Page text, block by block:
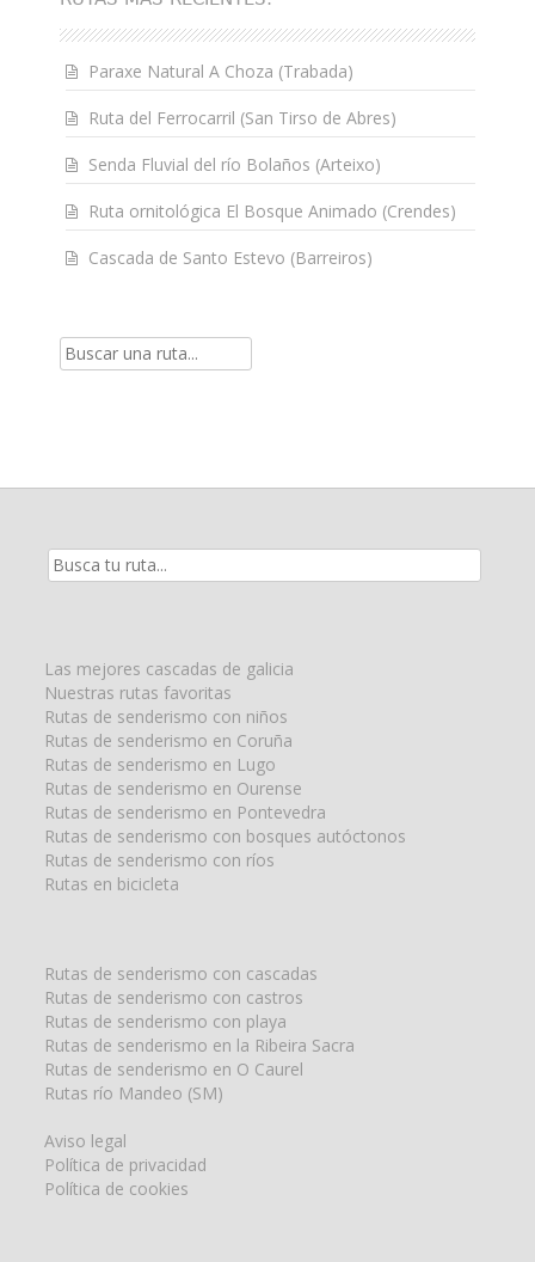
Paraxe Natural A Choza (Trabada)
Ruta del Ferrocarril (San Tirso de Abres)
Senda Fluvial del río Bolaños (Arteixo)
Ruta ornitológica El Bosque Animado (Crendes)
Cascada de Santo Estevo (Barreiros)
Resultados
Las mejores cascadas de galicia
Nuestras rutas favoritas
Rutas de senderismo con niños
Rutas de senderismo en Coruña
Rutas de senderismo en Lugo
Rutas de senderismo en Ourense
Rutas de senderismo en Pontevedra
Rutas de senderismo con bosques autóctonos
Rutas de senderismo con ríos
Rutas en bicicleta
Rutas de senderismo con cascadas
Rutas de senderismo con castros
Rutas de senderismo con playa
Rutas de senderismo en la Ribeira Sacra
Rutas de senderismo en O Caurel
Rutas río Mandeo (SM)
Aviso legal
Política de privacidad
Política de cookies